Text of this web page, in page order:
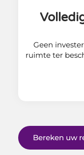
Geen
ruimte ter
Bereken uw